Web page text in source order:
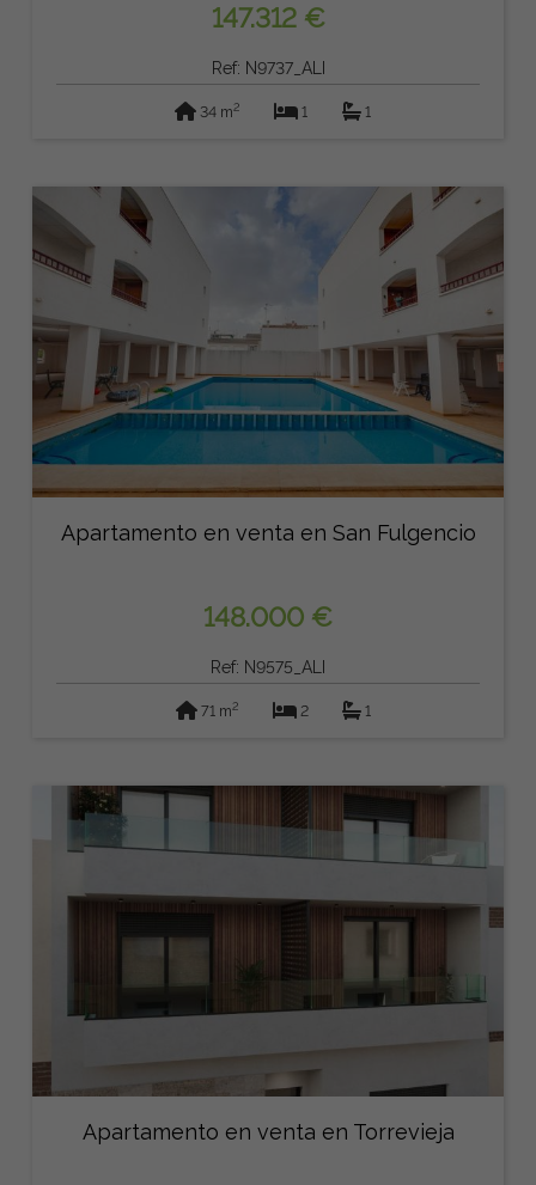
147.312 €
Ref: N9737_ALI
34 m2 1 1
Apartamento en venta en San Fulgencio
148.000 €
Ref: N9575_ALI
71 m2 2 1
Apartamento en venta en Torrevieja